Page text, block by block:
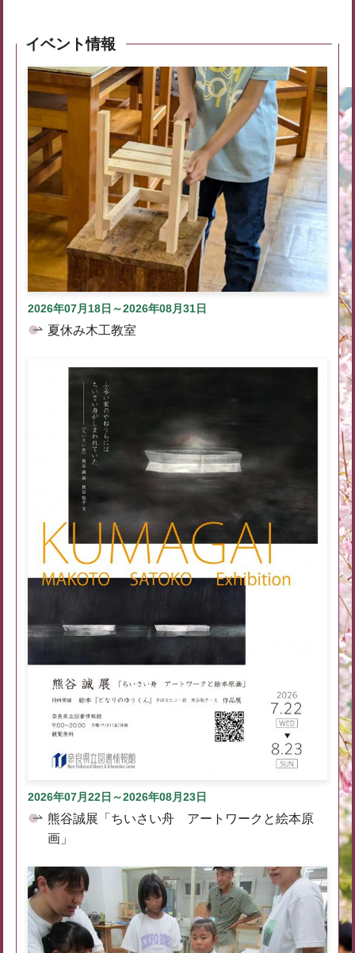
イベント情報
2026年07月18日～2026年08月31日
夏休み木工教室
2026年07月22日～2026年08月23日
熊谷誠展「ちいさい舟 アートワークと絵本原
画」